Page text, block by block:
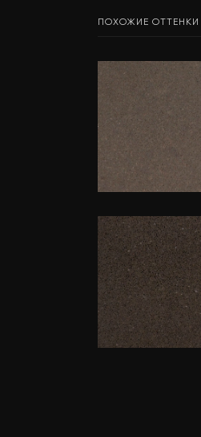
ПОХОЖИЕ ОТТЕНКИ
Technistone
Harmonia
Cerros
Harmonia